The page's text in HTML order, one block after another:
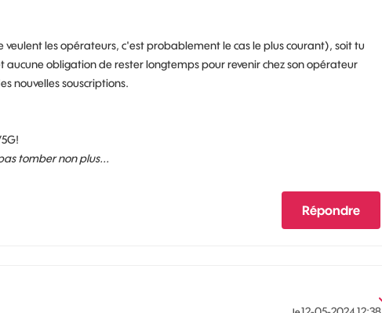
les opérateurs, c'est probablement le cas le plus courant), soit tu
obligation de rester longtemps pour revenir chez son opérateur
nouvelles souscriptions.
tomber non plus...
Répondre